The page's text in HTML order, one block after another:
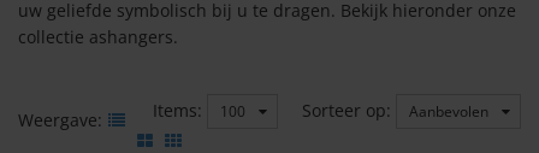
uw geliefde symbolisch bij u te dragen. Bekijk hieronder onze
collectie ashangers.
Sorteer op: Aanbevolen
Items: 100
Weergave: